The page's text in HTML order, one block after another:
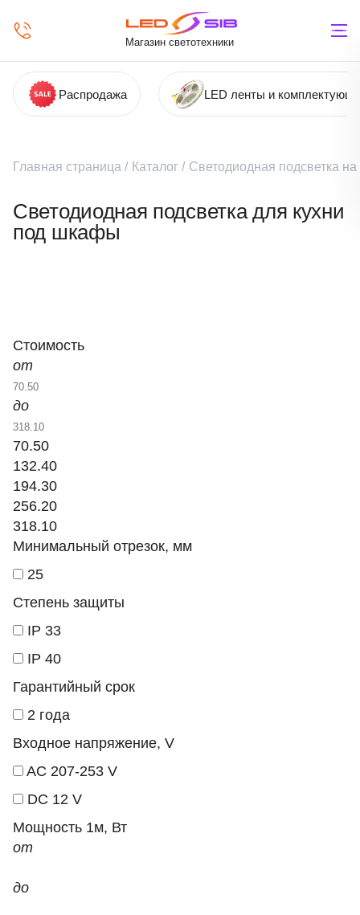
Магазин светотехники
Распродажа LED ленты и
Главная страница / Каталог / Светодиодная подсветка
Светодиодная подсветка для кухни
под шкафы
Стоимость
от
до
70.50
132.40
194.30
256.20
318.10
Минимальный отрезок, мм
25
Степень защиты
IP 33
IP 40
Гарантийный срок
2 года
Входное напряжение, V
AC 207-253 V
DC 12 V
Мощность 1м, Вт
от
до